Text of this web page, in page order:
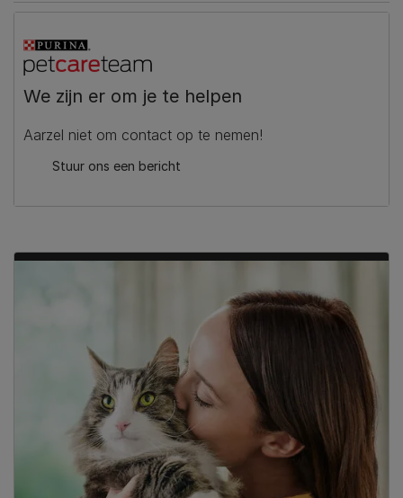
We zijn er om je te helpen
Aarzel niet om contact op te nemen!
Stuur ons een bericht